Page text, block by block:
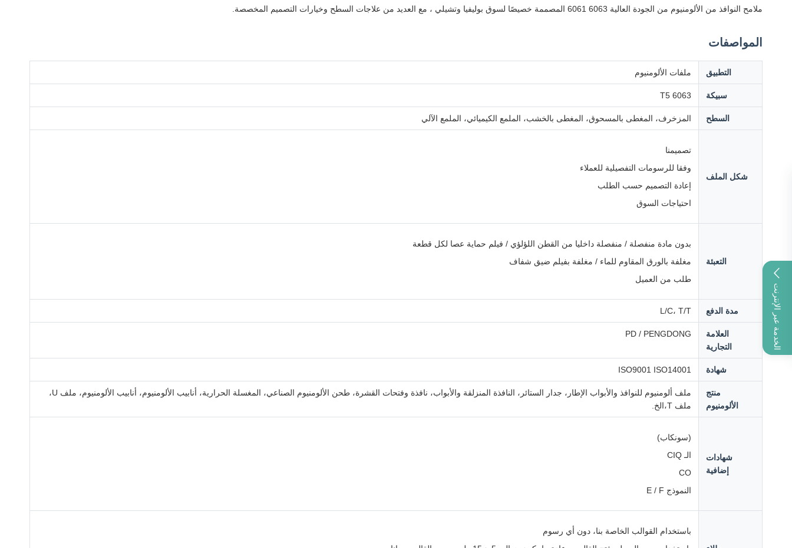
الخدمة عبر الإنترنت
ملامح النوافذ من الألومنيوم من الجودة العالية 6063 6061 المصممة خصيصًا لسوق بوليفيا وتشيلي ، مع العديد من علاجات السطح وخيارات التصميم المخصصة.
المواصفات
التطبيق ملفات الألومنيوم
سبيكة 6063 T5
السطح المزخرف، المغطى بالمسحوق، المغطى بالخشب، الملمع الكيميائي، الملمع الآلي
شكل الملف
تصميمنا
وفقا للرسومات التفصيلية للعملاء
إعادة التصميم حسب الطلب
احتياجات السوق
التعبئة
بدون مادة منفصلة / منفصلة داخليا من القطن اللؤلؤي / فيلم حماية عصا لكل قطعة
مغلفة بالورق المقاوم للماء / مغلفة بفيلم ضيق شفاف
طلب من العميل
مدة الدفع L/C، T/T
العلامة
التجارية
PD / PENGDONG
شهادة ISO9001 ISO14001
منتج
الألومنيوم
ملف ألومنيوم للنوافذ والأبواب الإطار، جدار الستائر، النافذة المنزلقة والأبواب، نافذة وفتحات القشرة، طحن الألومنيوم الصناعي، المغسلة الحرارية، أنابيب الألومنيوم، أنابيب الألومنيوم، ملف U،
ملف T،الخ.
شهادات
إضافية
(سونكاب)
الـ CIQ
CO
النموذج E / F
باستخدام القوالب الخاصة بنا، دون أي رسوم